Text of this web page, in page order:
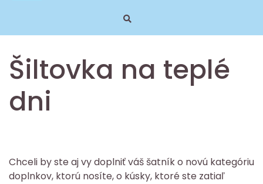
Šiltovka na teplé
dni
Chceli by ste aj vy doplniť váš šatník o novú kategóriu
doplnkov, ktorú nosíte, o kúsky, ktoré ste zatiaľ